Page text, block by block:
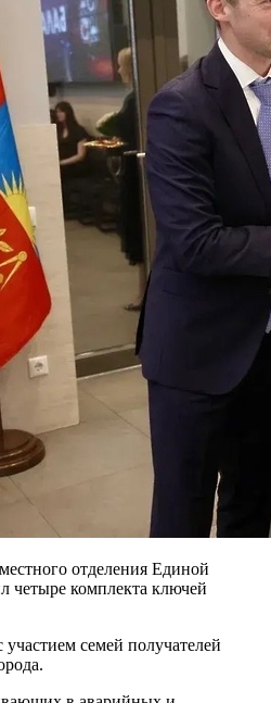
отделения Единой
четыре комплекта ключей
семей получателей